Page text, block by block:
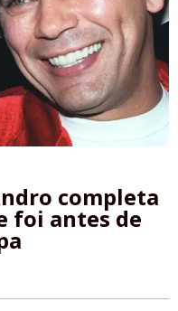
completa
foi antes de